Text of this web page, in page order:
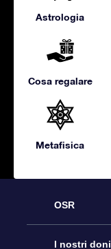
Astrologia
Cosa regalare
Metafisica
OSR
Assistenza
I nostri doni